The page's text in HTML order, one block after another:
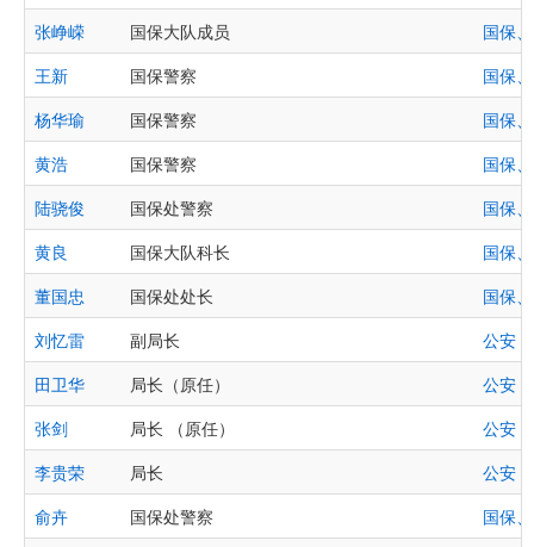
张峥嵘
国保大队成员
国保
王新
国保警察
国保
杨华瑜
国保警察
国保
黄浩
国保警察
国保
陆骁俊
国保处警察
国保
黄良
国保大队科长
国保
董国忠
国保处处长
国保
刘忆雷
副局长
公安
田卫华
局长（原任）
公安
张剑
局长 （原任）
公安
李贵荣
局长
公安
俞卉
国保处警察
国保